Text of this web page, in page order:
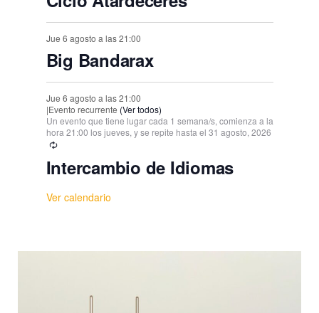
Jue 6 agosto a las 21:00
Big Bandarax
Jue 6 agosto a las 21:00
|Evento recurrente (Ver todos)
Un evento que tiene lugar cada 1 semana/s, comienza a la
hora 21:00 los jueves, y se repite hasta el 31 agosto, 2026
Intercambio de Idiomas
Ver calendario